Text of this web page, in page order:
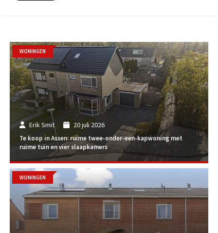
Erik Smit 20 juli 2026
Te koop in Assen: ruime twee-onder-een-kapwoning met
ruime tuin en vier slaapkamers
WONINGEN
WONINGEN